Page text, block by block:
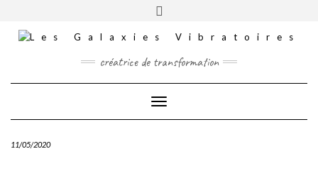
content
TIKTOK
FACEBOOK
CONTACT
créatrice de transformation
Toggle Navigation
11/05/2020